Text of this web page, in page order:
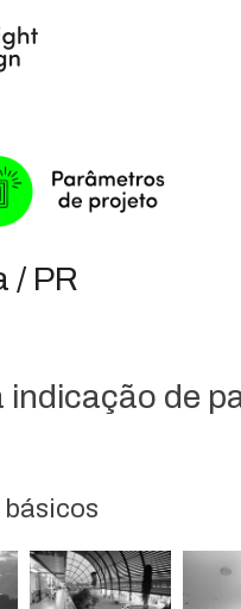
/ PR
indicação de